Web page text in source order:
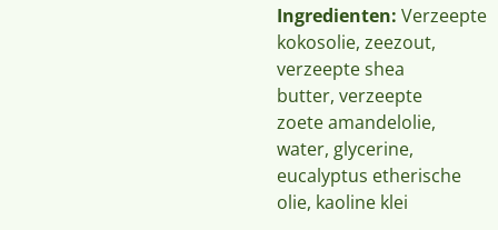
Ingredienten: Verzeepte
kokosolie, zeezout,
verzeepte shea
butter, verzeepte
zoete amandelolie,
water, glycerine,
eucalyptus etherische
olie, kaoline klei